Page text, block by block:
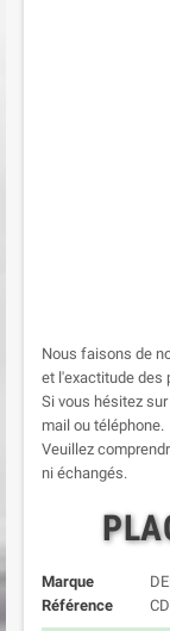
Nous faisons de
et l'exactitude des
Si vous hésitez
mail ou téléphone.
Veuillez
ni échangés.
Marque
Référence